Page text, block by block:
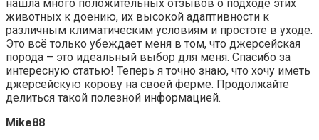
нашла много положительных отзывов о подходе этих
животных к доению, их высокой адаптивности к
различным климатическим условиям и простоте в уходе.
Это всё только убеждает меня в том, что джерсейская
порода – это идеальный выбор для меня. Спасибо за
интересную статью! Теперь я точно знаю, что хочу иметь
джерсейскую корову на своей ферме. Продолжайте
делиться такой полезной информацией.
Mike88